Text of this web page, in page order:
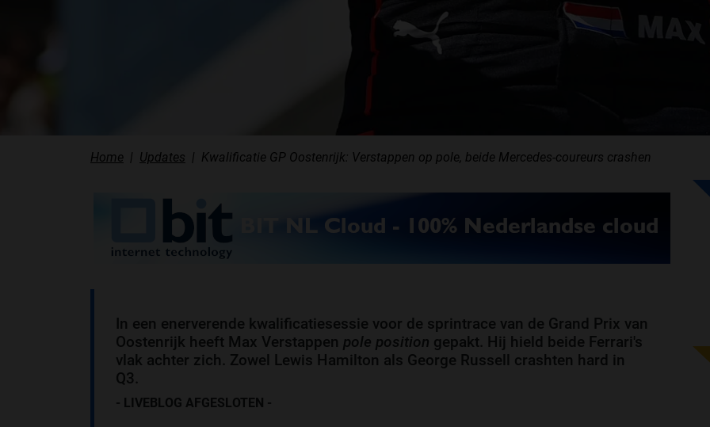
Home Updates Kwalificatie GP Oostenrijk: Verstappen op pole, beide Mercedes-coureurs crashen
In een enerverende kwalificatiesessie voor de sprintrace van de Grand Prix van
Oostenrijk heeft Max Verstappen pole position gepakt. Hij hield beide Ferrari's
vlak achter zich. Zowel Lewis Hamilton als George Russell crashten hard in
Q3.
- LIVEBLOG AFGESLOTEN -